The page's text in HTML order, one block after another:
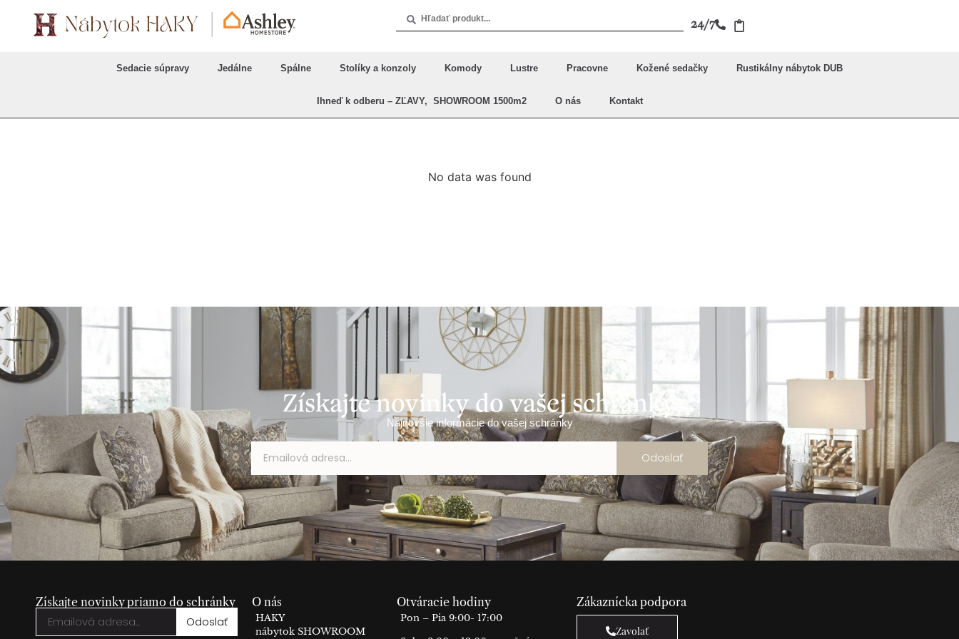
24/7
Sedacie súpravy Jedálne Spálne Stolíky a konzoly Komody Lustre Pracovne Kožené sedačky Rustikálny nábytok DUB
Ihneď k odberu – ZĽAVY, SHOWROOM 1500m2 O nás Kontakt
No data was found
Získajte novinky do vašej schránky
Najnovšie informácie do vašej schránky
Odoslať
Získajte novinky priamo do schránky
Odoslať
O nás
HAKY
nábytok SHOWROOM
Otváracie hodiny
Pon – Pia 9:00- 17:00
Zákaznícka podpora
Zavolať